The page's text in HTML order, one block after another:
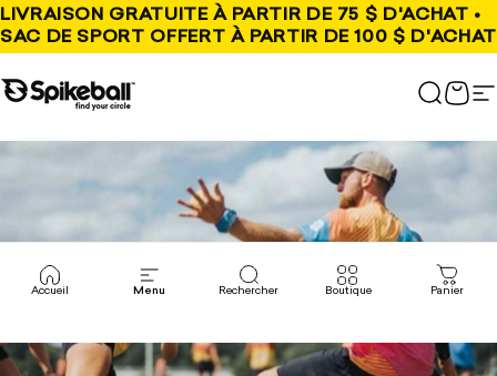
Aller au contenu
LIVRAISON GRATUITE À PARTIR DE 75 $ D'ACHAT •
SAC DE SPORT OFFERT À PARTIR DE 100 $ D'ACHAT
Boutique Spikeball
Accueil Menu Rechercher Boutique Panier